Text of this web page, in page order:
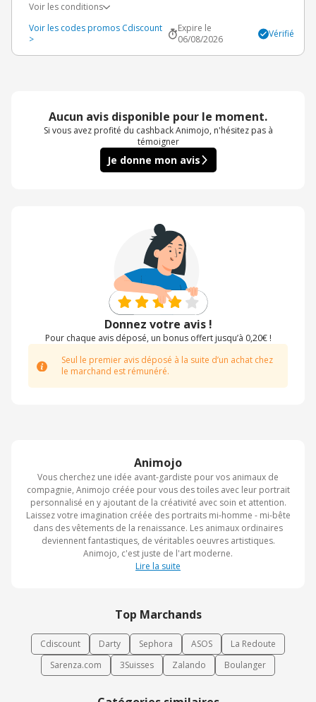
Animojo
Vous cherchez une idée avant-gardiste pour vos animaux de
compagnie, Animojo créée pour vous des toiles avec leur portrait
personnalisé en y ajoutant de la créativité avec soin et attention.
Laissez votre imagination créée des portraits mi-homme - mi-bête
dans des vêtements de la renaissance. Les animaux ordinaires
deviennent fantastiques, de véritables oeuvres artistiques.
Animojo, c'est juste de l'art moderne.
Lire la suite
Top Marchands
Cdiscount Darty Sephora ASOS
La Redoute
Sarenza.com
3Suisses Zalando Boulanger
Voir les conditions
Voir les codes promos Cdiscount
>
Expire le
06/08/2026
Vérifié
Aucun avis disponible pour le moment.
Si vous avez profité du cashback Animojo, n'hésitez pas à
témoigner
Je donne mon avis
Donnez votre avis !
Pour chaque avis déposé, un bonus offert jusqu’à 0,20€ !
Seul le premier avis déposé à la suite d’un achat chez
le marchand est rémunéré.